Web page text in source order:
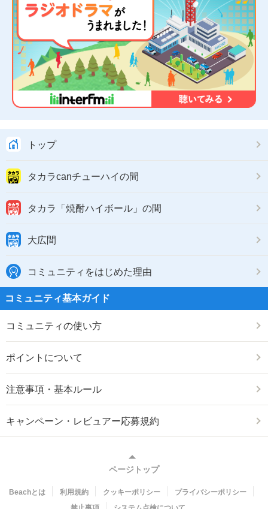
トップ
タカラcanチューハイの間
タカラ「焼酎ハイボール」の間
大広間
コミュニティをはじめた理由
コミュニティ基本ガイド
コミュニティの使い方
ポイントについて
注意事項・基本ルール
キャンペーン・レビュアー応募規約
ページトップ
Beachとは 利用規約 クッキーポリシー
プライバシーポリシー